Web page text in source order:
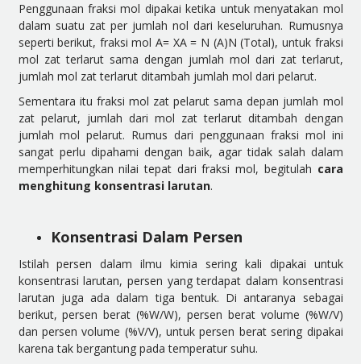
Penggunaan fraksi mol dipakai ketika untuk menyatakan mol
dalam suatu zat per jumlah nol dari keseluruhan. Rumusnya
seperti berikut, fraksi mol A= XA = N (A)N (Total), untuk fraksi
mol zat terlarut sama dengan jumlah mol dari zat terlarut,
jumlah mol zat terlarut ditambah jumlah mol dari pelarut.
Sementara itu fraksi mol zat pelarut sama depan jumlah mol
zat pelarut, jumlah dari mol zat terlarut ditambah dengan
jumlah mol pelarut. Rumus dari penggunaan fraksi mol ini
sangat perlu dipahami dengan baik, agar tidak salah dalam
memperhitungkan nilai tepat dari fraksi mol, begitulah cara
menghitung konsentrasi larutan.
Konsentrasi Dalam Persen
Istilah persen dalam ilmu kimia sering kali dipakai untuk
konsentrasi larutan, persen yang terdapat dalam konsentrasi
larutan juga ada dalam tiga bentuk. Di antaranya sebagai
berikut, persen berat (%W/W), persen berat volume (%W/V)
dan persen volume (%V/V), untuk persen berat sering dipakai
karena tak bergantung pada temperatur suhu.